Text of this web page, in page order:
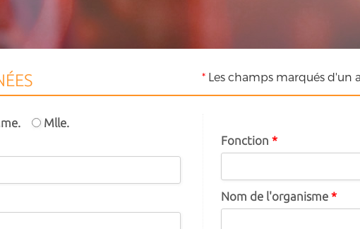
* Les champs marqués d'un
Mlle.
Fonction *
Nom de l'organisme *